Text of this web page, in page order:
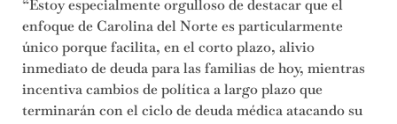
“Estoy especialmente orgulloso de destacar que el
enfoque de Carolina del Norte es particularmente
único porque facilita, en el corto plazo, alivio
inmediato de deuda para las familias de hoy, mientras
incentiva cambios de política a largo plazo que
terminarán con el ciclo de deuda médica atacando su